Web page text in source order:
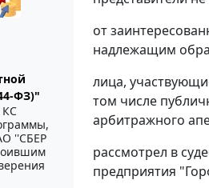
ФЗ)"
КС
''СБЕР
от
надлежащим
лица,
том числе
арбитражного
рассмотрел в
предприятия